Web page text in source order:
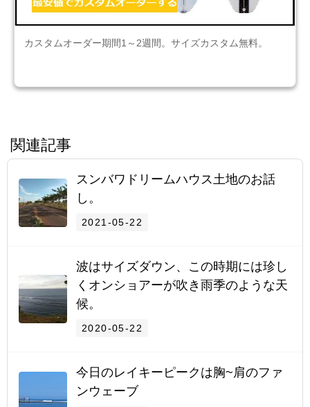
カスタムオーダー期間1～2週間。サイズカスタム無料。
関連記事
スンバワドリームハウス土地のお話
し。
2021-05-22
波はサイズダウン、この時期には珍し
くオンショアーが吹き雨季のような天
候。
2020-05-22
今日のレイキーピークは胸~肩のファ
ンウェーブ